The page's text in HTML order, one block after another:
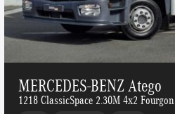
MERCEDES-BENZ Atego
1218 ClassicSpace 2.30M 4x2 Fourgon